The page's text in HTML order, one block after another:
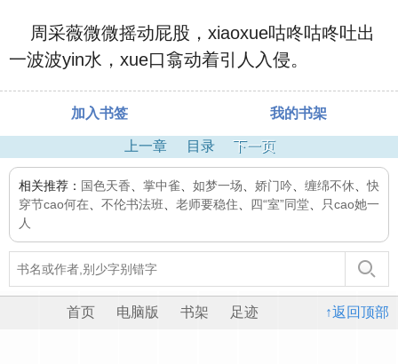
周采薇微微摇动屁股，xiaoxue咕咚咕咚吐出
一波波yin水，xue口翕动着引人入侵。
加入书签 我的书架
上一章 目录 下一页
相关推荐： 国色天香 掌中雀 如梦一场 娇门吟 缠绵不休 、快
穿节cao何在
不伦书法班 老师要稳住 四“室”同堂
只cao她一
人
↑返回顶部
首页 电脑版 书架 足迹